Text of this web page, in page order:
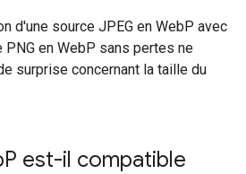
d'une source JPEG en WebP avec
en WebP sans pertes ne
surprise concernant la taille du
P est-il compatible